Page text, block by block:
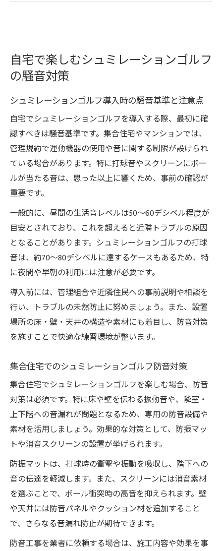
避法
夜間も安心して練習できる音対策の基本
シュミレーションゴルフ専用の防音材活用
術
打球音を抑えるための吸音パネルの効果
背景音対策におすすめの消音スクリーン選
び
家の中でゴルフうるさい悩みを解決する方
法
防音重視のシュミレーションゴルフ活用術
シュミレーションゴルフ導入前の防音計画
室内ゴルフ壁クッションの効果的な設置例
シュミレーションゴルフと打ちっ放しの防
音比較
対策
防音対策で家族も安心のゴルフ練習を実現
快適な自宅練習を実現する防音テクニック
シュミレーションゴルフで快適な練習環境
作り
部屋の広さ別シュミレーションゴルフ静音
法
シュミレーションゴルフ設置時の吸音材選
び方
自宅ゴルフ練習場に最適な床防音の工夫
安心して楽しめるインドアゴルフの音対策
騒音が気になる方への室内ゴルフ防音ポイント
自宅で楽しむシュミレーションゴルフ
の騒音対策
シュミレーションゴルフ導入時の騒音基準と注意点
自宅でシュミレーションゴルフを導入する際、最初に確
認すべきは騒音基準です。集合住宅やマンションでは、
管理規約で運動機器の使用や音に関する制限が設けられ
ている場合があります。特に打球音やスクリーンにボー
ルが当たる音は、思った以上に響くため、事前の確認が
重要です。
一般的に、昼間の生活音レベルは50～60デシベル程度が
目安とされており、これを超えると近隣トラブルの原因
となることがあります。シュミレーションゴルフの打球
音は、約70～80デシベルに達するケースもあるため、特
に夜間や早朝の利用には注意が必要です。
導入前には、管理組合や近隣住民への事前説明や相談を
行い、トラブルの未然防止に努めましょう。また、設置
場所の床・壁・天井の構造や素材にも着目し、防音対策
を施すことで快適な練習環境が整います。
集合住宅でのシュミレーションゴルフ防音対策
集合住宅でシュミレーションゴルフを楽しむ場合、防音
対策は必須です。特に床や壁を伝わる振動音や、隣室・
上下階への音漏れが問題となるため、専用の防音設備や
素材を活用しましょう。効果的な対策として、防振マッ
トや消音スクリーンの設置が挙げられます。
防振マットは、打球時の衝撃や振動を吸収し、階下への
音の伝達を軽減します。また、スクリーンには消音素材
を選ぶことで、ボール衝突時の高音を抑えられます。壁
や天井には防音パネルやクッション材を追加すること
で、さらなる音漏れ防止が期待できます。
防音工事を業者に依頼する場合は、施工内容や効果を事